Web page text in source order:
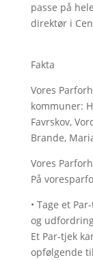
passe på
direktør i
Fakta
Vores
kommuner:
Favrskov,
Brande,
Vores
På
• Tage et
og
Et Par-tjek
opfølgende